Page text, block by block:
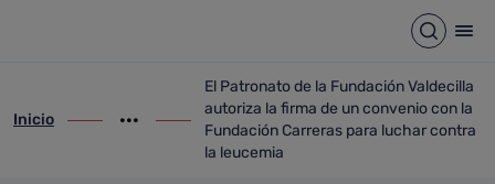
Abrir
ir-a inicio
Inicio
Mostrar opciones del camino de migas
ir-a El Patronato de la Fundación
El Patronato de la Fundación Valdecilla
autoriza la firma de un convenio con la
Fundación Carreras para luchar contra
la leucemia